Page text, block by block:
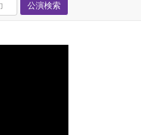
公演検索